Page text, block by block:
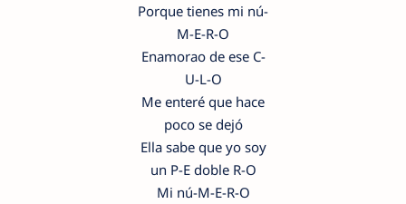
Porque tienes mi nú-
M-E-R-O
Enamorao de ese C-
U-L-O
Me enteré que hace
poco se dejó
Ella sabe que yo soy
un P-E doble R-O
Mi nú-M-E-R-O